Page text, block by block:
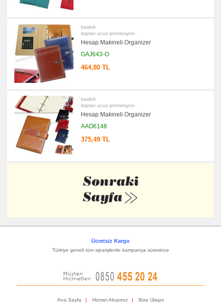
baskılı
toptan ucuz promosyon
Hesap Makineli Organizer
GAJ643-O
464,80 TL
baskılı
toptan ucuz promosyon
Hesap Makineli Organizer
AAO6148
375,49 TL
Ücretsiz Kargo
Türkiye geneli tüm siparişlerde kampanya süresince
Ana Sayfa | Hizmet Akışımız | Bize Ulaşın